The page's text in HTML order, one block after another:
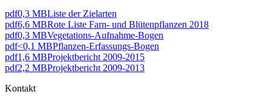
pdf0,3 MBListe der Zielarten
pdf6,6 MBRote Liste Farn- und Blütenpflanzen 2018
pdf0,3 MBVegetations-Aufnahme-Bogen
pdf<0,1 MBPflanzen-Erfassungs-Bogen
pdf1,6 MBProjektbericht 2009-2015
pdf2,2 MBProjektbericht 2009-2013
Kontakt